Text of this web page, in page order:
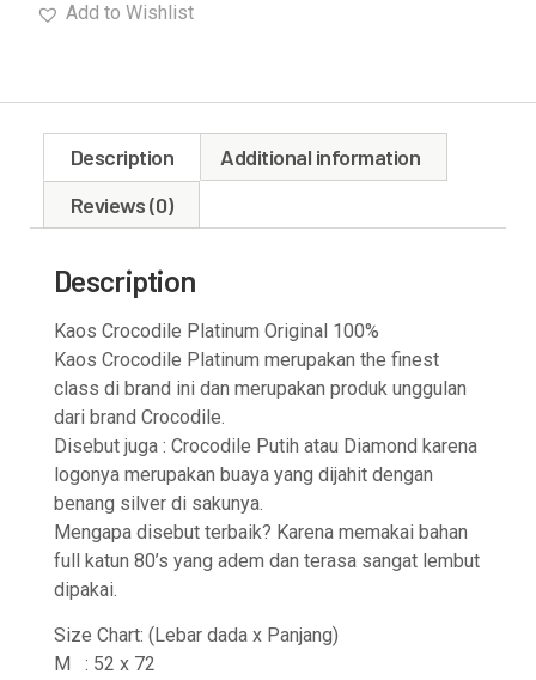
Add to Wishlist
Description
Additional information
Reviews (0)
Description
Kaos Crocodile Platinum Original 100%
Kaos Crocodile Platinum merupakan the finest
class di brand ini dan merupakan produk unggulan
dari brand Crocodile.
Disebut juga : Crocodile Putih atau Diamond karena
logonya merupakan buaya yang dijahit dengan
benang silver di sakunya.
Mengapa disebut terbaik? Karena memakai bahan
full katun 80’s yang adem dan terasa sangat lembut
dipakai.
Size Chart: (Lebar dada x Panjang)
M : 52 x 72